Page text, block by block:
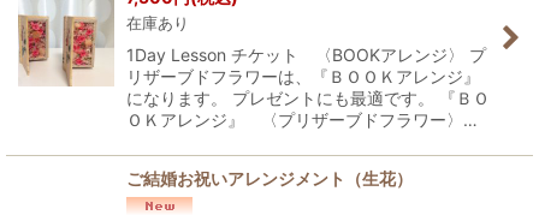
在庫あり
1Day Lesson チケット 〈BOOKアレンジ〉 プ
リザーブドフラワーは、『ＢＯＯＫアレンジ』
になります。 プレゼントにも最適です。 『ＢＯ
ＯＫアレンジ』 〈プリザーブドフラワー〉…
ご結婚お祝いアレンジメント（生花）